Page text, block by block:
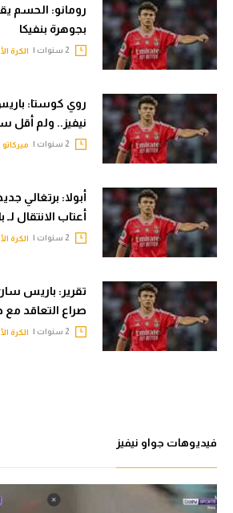
رومانو: الحسم
بجوهرة بنفيكا
الكرة
روي كوستا:
نيفيز.. ولم أقل
ميركاتو
أبولا: برتغالي
أعتاب الانتقال
الكرة
تقرير: باريس
صراع التعاقد مع
الكرة
فيديوهات جواو نيفيز